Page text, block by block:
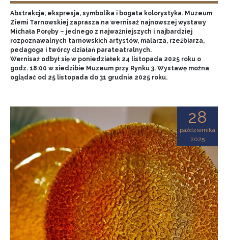
Abstrakcja, ekspresja, symbolika i bogata kolorystyka. Muzeum
Ziemi Tarnowskiej zaprasza na wernisaż najnowszej wystawy
Michała Poręby – jednego z najważniejszych i najbardziej
rozpoznawalnych tarnowskich artystów, malarza, rzeźbiarza,
pedagoga i twórcy działań parateatralnych.
Wernisaż odbył się w poniedziałek 24 listopada 2025 roku o
godz. 18:00 w siedzibie Muzeum przy Rynku 3. Wystawę można
oglądać od 25 listopada do 31 grudnia 2025 roku.
28
października
2025